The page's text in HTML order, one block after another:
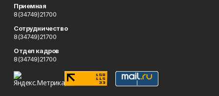
Приемная
8(34749)21700
Сотрудничество
8(34749)21700
Отдел кадров
8(34749)21700